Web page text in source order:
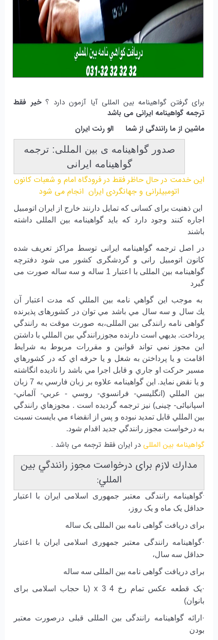
برای گرفتن گواهینامه بین المللی آیا آزمون دارد ؟خیر فقط
ترجمه گواهینامه ایرانی می باشد
ماشین از ما رانندگی از شما الو رنت ایران
صدور گواهینامه ی بین المللی: ترجمه
گواهینامه ایرانی
این خدمت در حال حاظر فقط در فرودگاه امام و شعبات کانون
اتومبیلرانی و جهانگردی ایران انجام می شود
این ذهنیت برای کسانی که تمایل دارنند خارج از ایران اتومبیل
اجاره کنند وجود دارد که باید گواهینامه بین المللی داشته
باشند
در اصل ترجمه گواهینامه ایرانی توسط مراکز تعریف شده
کانون اتومبیل رانی و گردشگری کشور می شود دفترچه
گواهینامه بین المللی با اعتبار 1 ساله و سه ساله صورت می
گیرد
به موجب اين گواهي نامه بين المللي كه مدت اعتبار آن
يك سال و سه سال مي باشد مي توان در کشورهای پذیرنده
گواهی نامه رانندگی بین المللی،به صورت موقت به رانندگي
پرداخت. بديهي است دارنده مجوزرانندگي بين المللي با داشتن
اين مجوز نمي تواند قوانين و مقررات مربوط به شرايط
اقامت و يا پرداختن به شغل و يا حرفه اي كه در كشورهاي
مسير حركت او جاري و قابل اجرا مي باشد را ناديده انگاشته
و يا نقض نمايد. اين گواهينامه علاوه بر زبان فارسي به 7 زبان
بين المللي (‌انگليسي- فرانسوي- روسي - عربي-‌ آلماني-
اسپانیائی- چینی)‌ نيز ترجمه گرديده است . مجوزهاي رانندگي
بين المللي قابل تمديد نبوده و پس از انقضاء مي بايست نسبت
به درخواست مجوز رانندگي جديد اقدام شود.
گواهینامه بین المللی در ایران فقط ترجمه می باشد .
مدارك لازم برای درخواست مجوز رانندگي بين
المللي:
·گواهینامه رانندگی معتبر جمهوری اسلامی ایران با اعتبار
حداقل یک ماه و یک روز،
برای دریافت گواهی نامه بین المللی یک ساله
·گواهینامه رانندگی معتبر جمهوری اسلامی ایران با اعتبار
حداقل سه سال،
برای دریافت گواهی نامه بین المللی سه ساله
·یک قطعه عکس تمام رخ 4 x 3 (با حجاب اسلامی برای
بانوان)
·ارائه گواهینامه رانندگی بین المللی قبلی درصورت معتبر
بودن